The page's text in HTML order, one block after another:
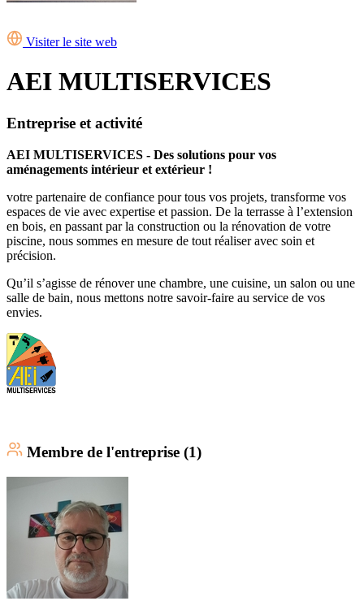
Visiter le site web
AEI MULTISERVICES
Entreprise et activité
AEI MULTISERVICES - Des solutions pour vos
aménagements intérieur et extérieur !
votre partenaire de confiance pour tous vos projets, transforme vos
espaces de vie avec expertise et passion. De la terrasse à l’extension
en bois, en passant par la construction ou la rénovation de votre
piscine, nous sommes en mesure de tout réaliser avec soin et
précision.
Qu’il s’agisse de rénover une chambre, une cuisine, un salon ou une
salle de bain, nous mettons notre savoir-faire au service de vos
envies.
Membre de l'entreprise (1)